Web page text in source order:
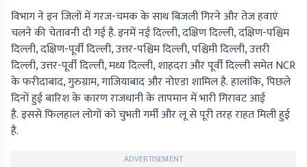
विभाग ने इन जिलों में गरज-चमक के साथ बिजली गिरने और तेज हवाएं
चलने की चेतावनी दी गई है. इनमें नई दिल्ली, दक्षिण दिल्ली, दक्षिण-पश्चिम
दिल्ली, दक्षिण-पूर्वी दिल्ली, उत्तर-पश्चिम दिल्ली, पश्चिमी दिल्ली, उत्तरी
दिल्ली, उत्तर-पूर्वी दिल्ली, मध्य दिल्ली, शाहदरा और पूर्वी दिल्ली समेत NCR
के फरीदाबाद, गुरुग्राम, गाजियाबाद और नोएडा शामिल है. हालांकि, पिछले
दिनों हुई बारिश के कारण राजधानी के तापमान में भारी गिरावट आई
है. इससे फिलहाल लोगों को चुभती गर्मी और लू से पूरी तरह राहत मिली हुई
है.
ADVERTISEMENT